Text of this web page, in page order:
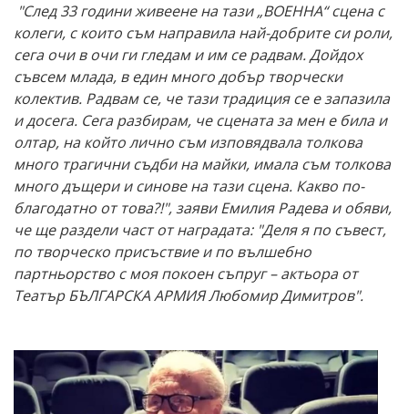
"След 33 години живеене на тази „ВОЕННА“ сцена с
колеги, с които съм направила най-добрите си роли,
сега очи в очи ги гледам и им се радвам. Дойдох
съвсем млада, в един много добър творчески
колектив. Радвам се, че тази традиция се е запазила
и досега. Сега разбирам, че сцената за мен е била и
олтар, на който лично съм изповядвала толкова
много трагични съдби на майки, имала съм толкова
много дъщери и синове на тази сцена. Какво по-
благодатно от това?!", заяви Емилия Радева и обяви,
че ще раздели част от наградата: "Деля я по съвест,
по творческо присъствие и по вълшебно
партньорство с моя покоен съпруг – актьора от
Театър БЪЛГАРСКА АРМИЯ Любомир Димитров".